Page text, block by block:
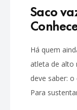
Saco
Há quem
atleta de alto
deve saber:
Para